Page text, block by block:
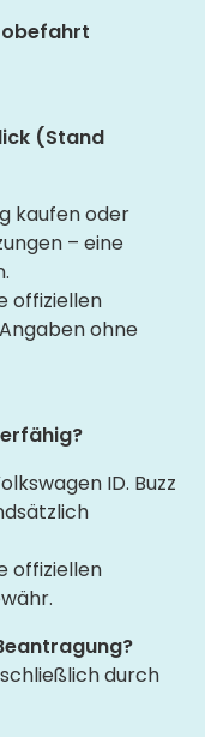
(Stand
kaufen oder
– eine
offiziellen
ohne
ID. Buzz
offiziellen
durch